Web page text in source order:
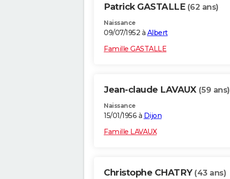
Patrick GASTALLE (62 ans)
Naissance
09/07/1952 à Albert
Famille GASTALLE
Jean-claude LAVAUX (59 ans)
Naissance
15/01/1956 à Dijon
Famille LAVAUX
Christophe CHATRY (43 ans)